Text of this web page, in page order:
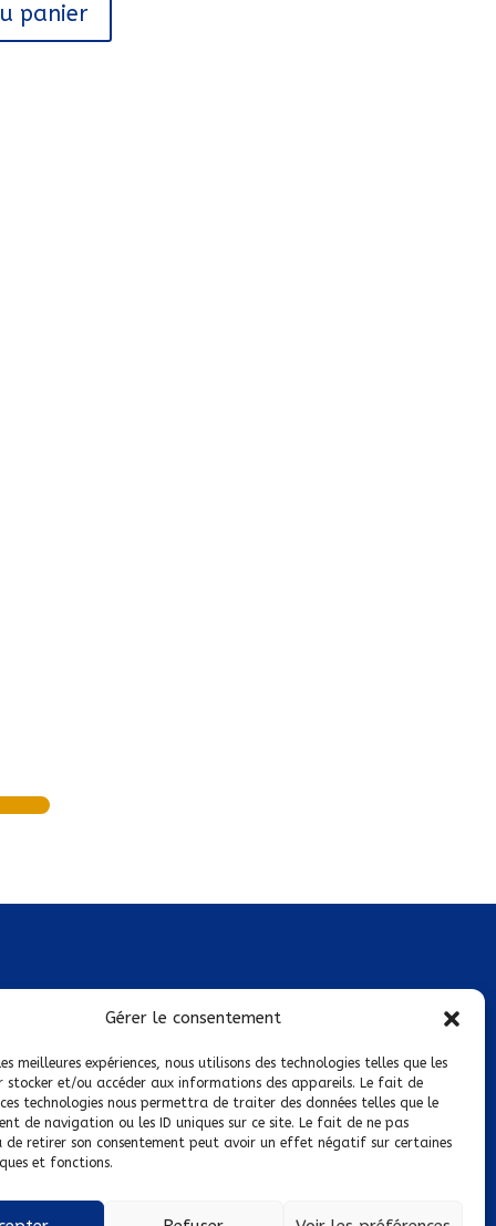
Gérer le consentement
meilleures expériences, nous utilisons des technologies telles que les
stocker et/ou accéder aux informations des appareils. Le fait de
technologies nous permettra de traiter des données telles que le
de navigation ou les ID uniques sur ce site. Le fait de ne pas
de retirer son consentement peut avoir un effet négatif sur certaines
et fonctions.
panier
de confidentialité
de cookies
suivre sur :